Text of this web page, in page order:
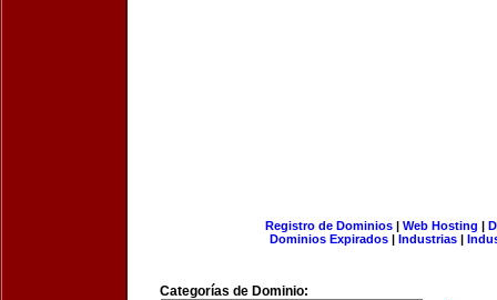
Registro de Dominios| Web Hosting |
Dominios Expirados | Industrias |
Categorías de Dominio: